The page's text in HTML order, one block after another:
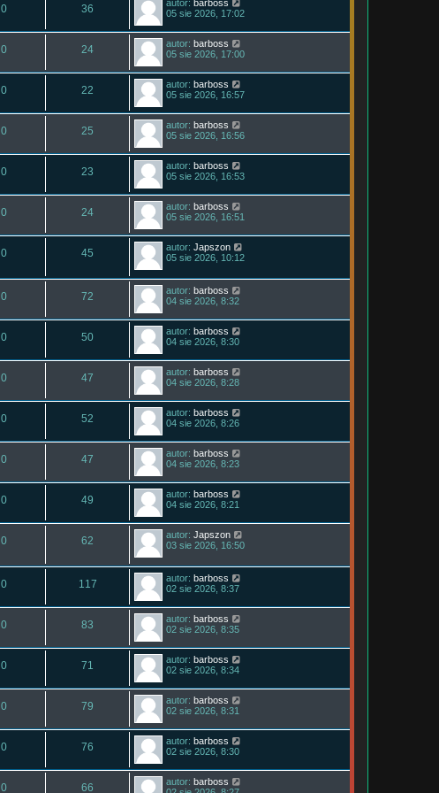
0 36 autor: barboss
05 sie 2026, 17:02
0 24 autor: barboss
05 sie 2026, 17:00
0 22 autor: barboss
05 sie 2026, 16:57
0 25 autor: barboss
05 sie 2026, 16:56
0 23 autor: barboss
05 sie 2026, 16:53
0 24 autor: barboss
05 sie 2026, 16:51
0 45 autor: Japszon
05 sie 2026, 10:12
0 72 autor: barboss
04 sie 2026, 8:32
0 50 autor: barboss
04 sie 2026, 8:30
0 47 autor: barboss
04 sie 2026, 8:28
0 52 autor: barboss
04 sie 2026, 8:26
0 47 autor: barboss
04 sie 2026, 8:23
0 49 autor: barboss
04 sie 2026, 8:21
0 62 autor: Japszon
03 sie 2026, 16:50
0 117 autor: barboss
02 sie 2026, 8:37
0 83 autor: barboss
02 sie 2026, 8:35
0 71 autor: barboss
02 sie 2026, 8:34
0 79 autor: barboss
02 sie 2026, 8:31
0 76 autor: barboss
02 sie 2026, 8:30
0 66 autor: barboss